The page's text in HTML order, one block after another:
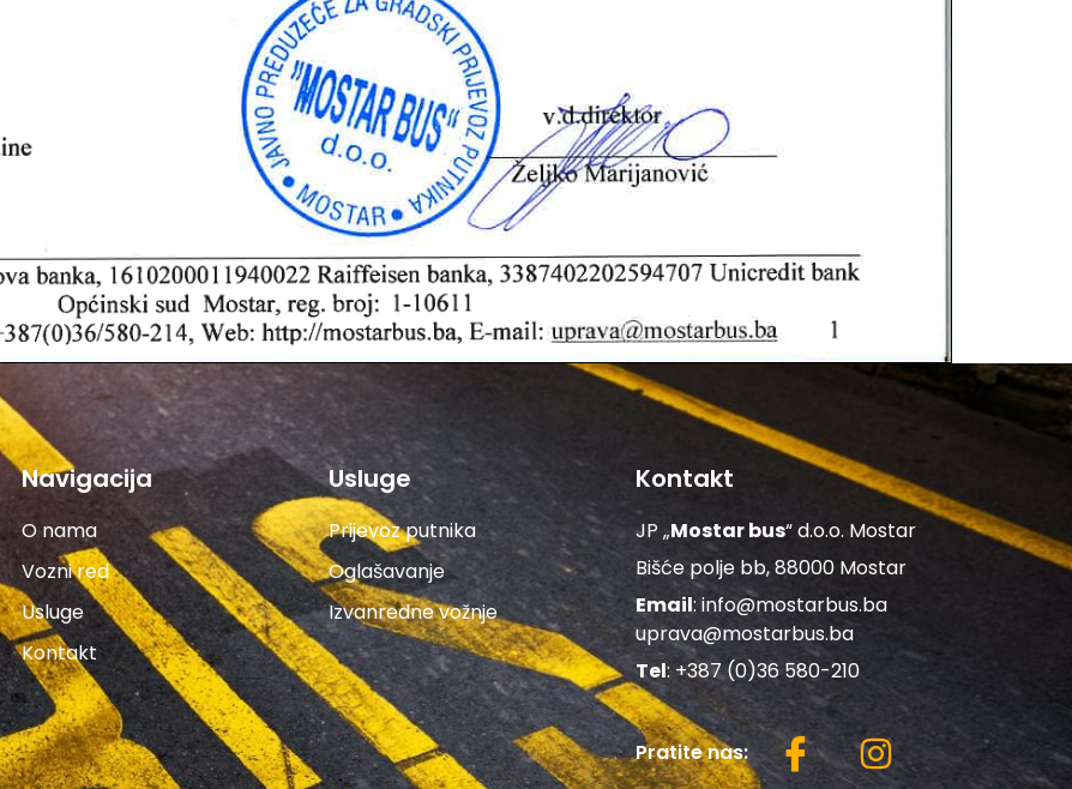
Navigacija
O nama
Vozni red
Usluge
Kontakt
Usluge
Prijevoz putnika
Oglašavanje
Izvanredne vožnje
Kontakt
JP „Mostar bus“ d.o.o. Mostar
Bišće polje bb, 88000 Mostar
Email: info@mostarbus.ba
uprava@mostarbus.ba
Tel: +387 (0)36 580-210
Pratite nas: